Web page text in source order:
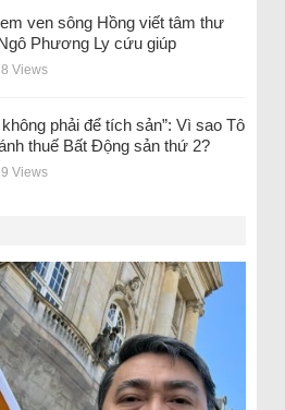
ven sông Hồng viết tâm thư
Phương Ly cứu giúp
Views
phải để tích sản”: Vì sao Tô
thuế Bất Động sản thứ 2?
Views